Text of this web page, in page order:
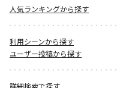
人気ランキングから探す
利用シーンから探す
ユーザー投稿から探す
詳細検索で探す